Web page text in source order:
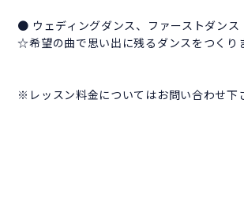
● ウェディングダンス、ファーストダンス
☆希望の曲で思い出に残るダンスをつくり
※レッスン料金についてはお問い合わせ下